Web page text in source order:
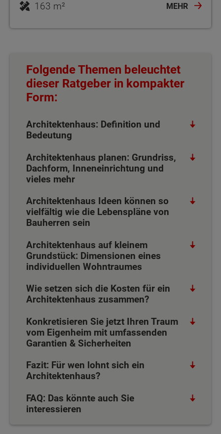
163 m² MEHR
Folgende Themen beleuchtet
dieser Ratgeber in kompakter
Form:
Architektenhaus: Definition und
Bedeutung
Architektenhaus planen: Grundriss,
Dachform, Inneneinrichtung und
vieles mehr
Architektenhaus Ideen können so
vielfältig wie die Lebenspläne von
Bauherren sein
Architektenhaus auf kleinem
Grundstück: Dimensionen eines
individuellen Wohntraumes
Wie setzen sich die Kosten für ein
Architektenhaus zusammen?
Konkretisieren Sie jetzt Ihren Traum
vom Eigenheim mit umfassenden
Garantien & Sicherheiten
Fazit: Für wen lohnt sich ein
Architektenhaus?
FAQ: Das könnte auch Sie
interessieren